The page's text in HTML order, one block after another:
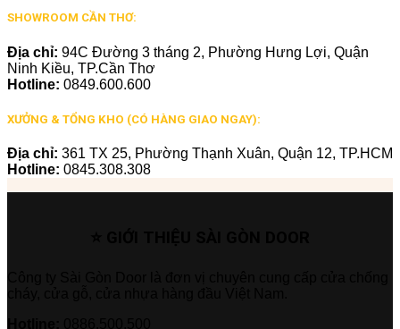
SHOWROOM CẦN THƠ:
Địa chỉ: 94C Đường 3 tháng 2, Phường Hưng Lợi, Quận
Ninh Kiều, TP.Cần Thơ
Hotline: 0849.600.600
XƯỞNG & TỔNG KHO (CÓ HÀNG GIAO NGAY):
Địa chỉ: 361 TX 25, Phường Thạnh Xuân, Quận 12, TP.HCM
Hotline: 0845.308.308